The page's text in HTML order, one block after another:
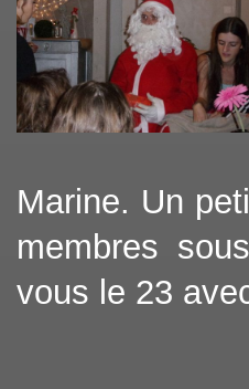
Marine. Un
membres
vous le 23